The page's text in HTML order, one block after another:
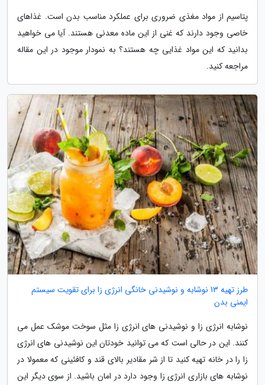
پتاسیم از مواد مغذی ضروری برای عملکرد مناسب بدن است. غذاهای
خاصی وجود دارند که غنی از این ماده معدنی هستند. آیا می خواهید
بدانید که این مواد غذایی چه هستند؟ به نمودار موجود در این مقاله
مراجعه کنید.
طرز تهیه 13 نوشابه و نوشیدنی خانگی انرژی زا برای تقویت سیستم
ایمنی بدن
نوشابه انرژی زا و نوشیدنی های انرژی زا مثل سوخت موشک عمل می
کنند. این در حالی است که می توانید خودتان این نوشیدنی های انرژی
زا را در خانه تهیه کنید تا از شر مقادیر بالای قند و کافئینی که معمولا در
نوشابه های بازاری انرژی زا وجود دارد در امان باشید. از سوی دیگر این